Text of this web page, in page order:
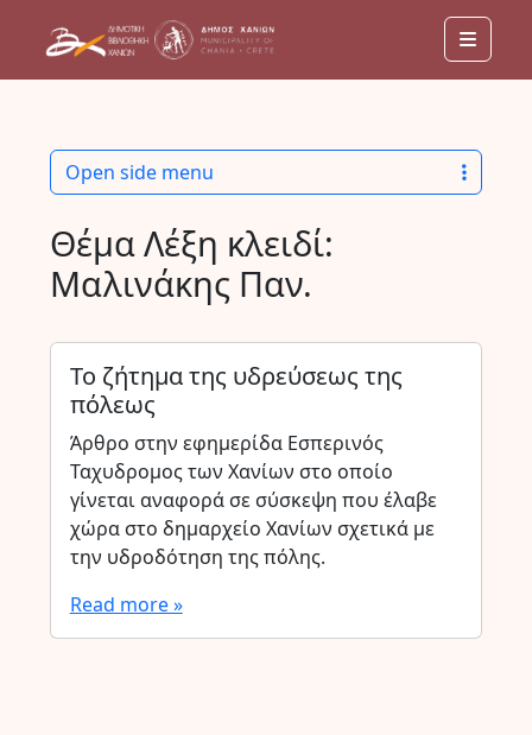
Menu
Θέμα Λέξη κλειδί:
Μαλινάκης Παν.
Το ζήτημα της υδρεύσεως της
πόλεως
Άρθρο στην εφημερίδα Εσπερινός
Ταχυδρομος των Χανίων στο οποίο
γίνεται αναφορά σε σύσκεψη που έλαβε
χώρα στο δημαρχείο Χανίων σχετικά με
την υδροδότηση της πόλης.
Read more »
Open side menu